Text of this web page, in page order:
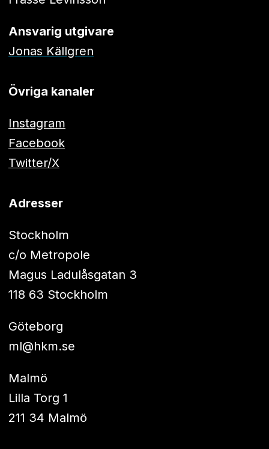
Ansvarig utgivare
Jonas Källgren
Övriga kanaler
Instagram
Facebook
Twitter/X
Adresser
Stockholm
c/o Metropole
Magus Ladulåsgatan 3
118 63 Stockholm
Göteborg
ml@hkm.se
Malmö
Lilla Torg 1
211 34 Malmö